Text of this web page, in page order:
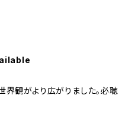
界観がより広がりました。必聴